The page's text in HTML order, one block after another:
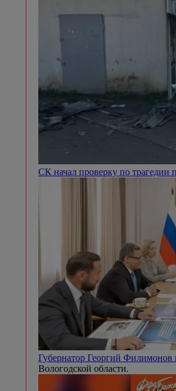
СК начал проверку по трагедии
Губернатор Георгий
Вологодской области.